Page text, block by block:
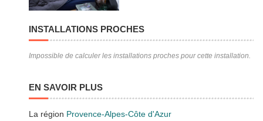
INSTALLATIONS PROCHES
Impossible de calculer les installations proches pour cette installation.
EN SAVOIR PLUS
La région Provence-Alpes-Côte d'Azur